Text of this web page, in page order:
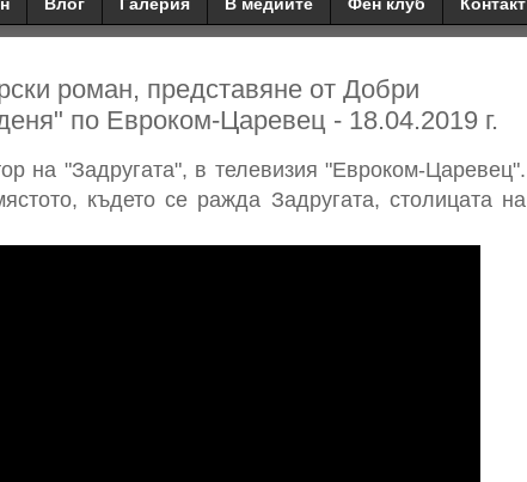
Влог Галерия В медиите Фен клуб Контакт
роман, представяне от Добри
по Евроком-Царевец - 18.04.2019 г.
на "Задругата", в телевизия "Евроком-Царевец".
където се ражда Задругата, столицата на